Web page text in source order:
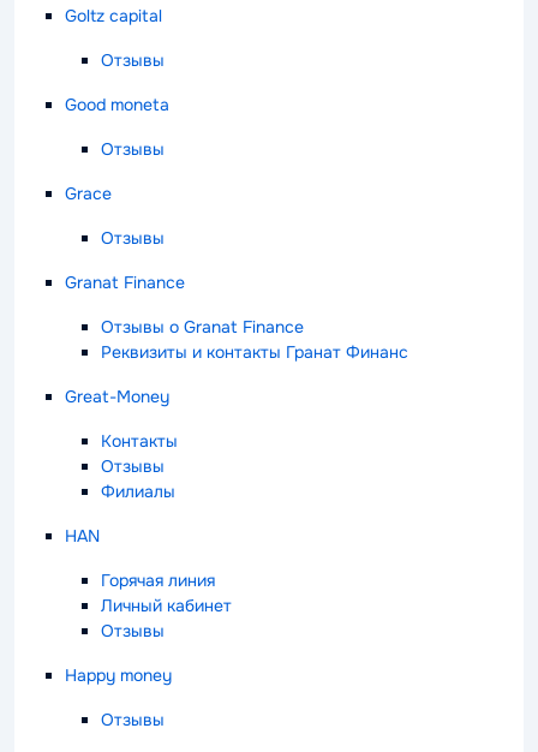
Goltz сapital
Отзывы
Good moneta
Отзывы
Grace
Отзывы
Granat Finance
Отзывы о Granat Finance
Реквизиты и контакты Гранат Финанс
Great-Money
Контакты
Отзывы
Филиалы
HAN
Горячая линия
Личный кабинет
Отзывы
Happy money
Отзывы